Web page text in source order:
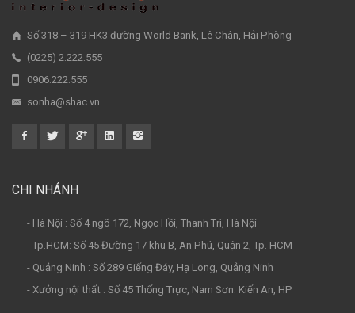
Số 318 – 319 HK3 đường World Bank, Lê Chân, Hải Phòng
(0225) 2.222.555
0906.222.555
sonha@shac.vn
CHI NHÁNH
- Hà Nội : Số 4 ngõ 172, Ngọc Hồi, Thanh Trì, Hà Nội
- Tp.HCM: Số 45 Đường 17 khu B, An Phú, Quận 2, Tp. HCM
- Quảng Ninh : Số 289 Giếng Đáy, Hạ Long, Quảng Ninh
- Xưởng nội thất : Số 45 Thống Trực, Nam Sơn. Kiến An, HP